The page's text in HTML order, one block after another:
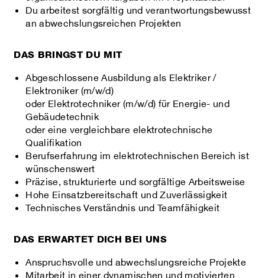
Du arbeitest sorgfältig und verantwortungsbewusst
an abwechslungsreichen Projekten
DAS BRINGST DU MIT
Abgeschlossene Ausbildung als Elektriker /
Elektroniker (m/w/d)
oder Elektrotechniker (m/w/d) für Energie‑ und
Gebäudetechnik
oder eine vergleichbare elektrotechnische
Qualifikation
Berufserfahrung im elektrotechnischen Bereich ist
wünschenswert
Präzise, strukturierte und sorgfältige Arbeitsweise
Hohe Einsatzbereitschaft und Zuverlässigkeit
Technisches Verständnis und Teamfähigkeit
DAS ERWARTET DICH BEI UNS
Anspruchsvolle und abwechslungsreiche Projekte
Mitarbeit in einer dynamischen und motivierten